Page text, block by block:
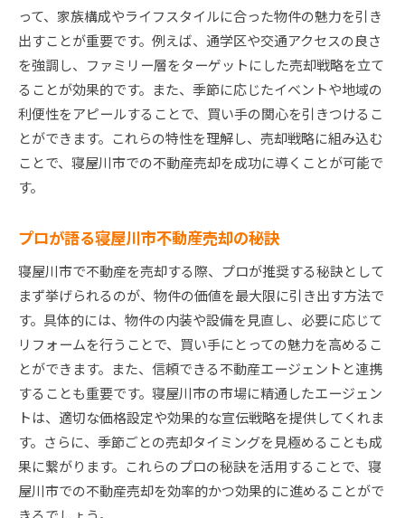
特性理解を深めるためのデータ分析法
寝屋川市特性を活かした売却成功事例
市場特性を元にした戦略的提案
実践的アプローチで寝屋川市不動産売却を成功に導
く
実践的アプローチの基本と重要性
実践的な方法で売却を加速する方法
寝屋川市での経験を元にした実用的アドバイス
成功に導くための実践的戦略の構築
寝屋川市不動産売却で失敗しないための戦略的ステ
ップ
寝屋川市での失敗例に学ぶ重要ポイント
戦略的ステップで安定した売却を実現
リスクを最小限に抑えるための計画
失敗しないための市場調査と準備
って、家族構成やライフスタイルに合った物件の魅力を引き
出すことが重要です。例えば、通学区や交通アクセスの良さ
を強調し、ファミリー層をターゲットにした売却戦略を立て
ることが効果的です。また、季節に応じたイベントや地域の
利便性をアピールすることで、買い手の関心を引きつけるこ
とができます。これらの特性を理解し、売却戦略に組み込む
ことで、寝屋川市での不動産売却を成功に導くことが可能で
す。
プロが語る寝屋川市不動産売却の秘訣
寝屋川市で不動産を売却する際、プロが推奨する秘訣として
まず挙げられるのが、物件の価値を最大限に引き出す方法で
す。具体的には、物件の内装や設備を見直し、必要に応じて
リフォームを行うことで、買い手にとっての魅力を高めるこ
とができます。また、信頼できる不動産エージェントと連携
することも重要です。寝屋川市の市場に精通したエージェン
トは、適切な価格設定や効果的な宣伝戦略を提供してくれま
す。さらに、季節ごとの売却タイミングを見極めることも成
果に繋がります。これらのプロの秘訣を活用することで、寝
屋川市での不動産売却を効率的かつ効果的に進めることがで